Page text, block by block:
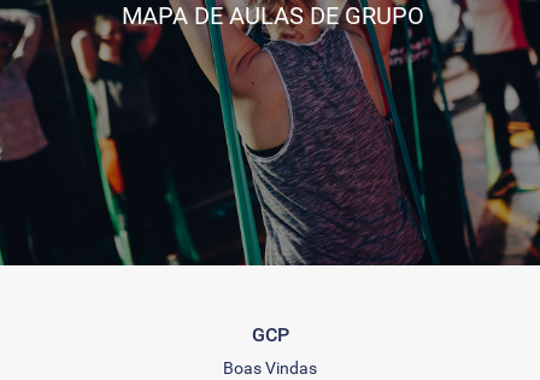
MAPA DE AULAS DE GRUPO
GCP
Boas Vindas